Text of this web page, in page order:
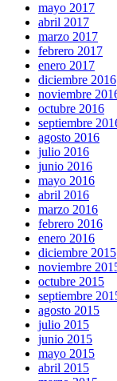
mayo 2017
abril 2017
marzo 2017
febrero 2017
enero 2017
diciembre 2016
noviembre
octubre 2016
septiembre
agosto 2016
julio 2016
junio 2016
mayo 2016
abril 2016
marzo 2016
febrero 2016
enero 2016
diciembre 2015
noviembre
octubre 2015
septiembre
agosto 2015
julio 2015
junio 2015
mayo 2015
abril 2015